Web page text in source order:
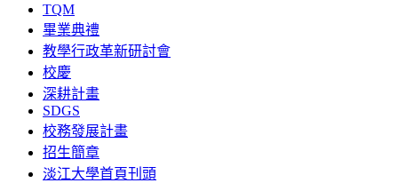
TQM
畢業典禮
教學行政革新研討會
校慶
深耕計畫
SDGS
校務發展計畫
招生簡章
淡江大學首頁刊頭